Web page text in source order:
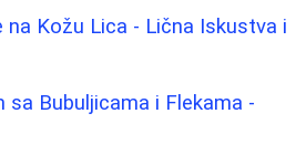
na Kožu Lica - Lična Iskustva i
sa Bubuljicama i Flekama -